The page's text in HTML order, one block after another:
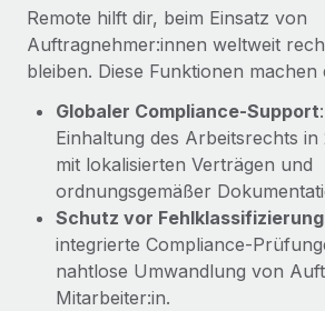
Geräten
Gründung von Niederlassungen
Niederlassungen
Mobilität und Relocation
Mühelose Relocation von
Benefits
Mühelose Verwaltung von Benefits
Strategische Partnerschaft
Management und Payroll
Reverse Tech auf einen Blick Das
Wellness-Startup Reverse Tech hat das
Mehr erfahren
Contractor Management
Den Blog erkunden
BLOG
Neues zu Remote-Produkten:
Gusto und Zero und Contractor
Plus
Remote hilft dir, beim Einsatz von
Auftragnehmer:innen weltweit
bleiben. Diese Funktionen machen
Globaler Compliance‑Support
Einhaltung des Arbeitsrechts
mit lokalisierten Verträgen und
ordnungsgemäßer
Schutz vor Fehlklassifizierung
integrierte
nahtlose Umwandlung von
Mitarbeiter:in.